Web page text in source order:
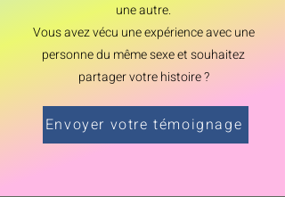
une autre.
Vous avez vécu une expérience avec une
personne du même sexe et souhaitez
partager votre histoire ?
Envoyer votre témoignage